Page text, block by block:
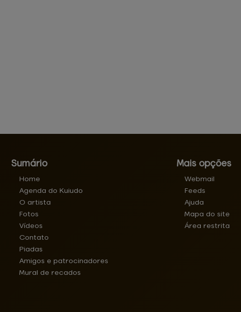
Sumário
Home
Agenda do Kuiudo
O artista
Fotos
Vídeos
Contato
Piadas
Amigos e patrocinadores
Mural de recados
Mais opções
Webmail
Feeds
Ajuda
Mapa do site
Área restrita